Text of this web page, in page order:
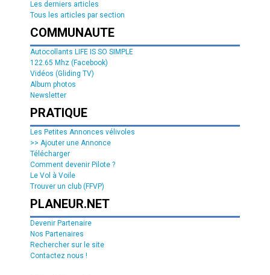
Les derniers articles
Tous les articles par section
COMMUNAUTE
Autocollants LIFE IS SO SIMPLE
122.65 Mhz (Facebook)
Vidéos (Gliding TV)
Album photos
Newsletter
PRATIQUE
Les Petites Annonces vélivoles
>> Ajouter une Annonce
Télécharger
Comment devenir Pilote ?
Le Vol à Voile
Trouver un club (FFVP)
PLANEUR.NET
Devenir Partenaire
Nos Partenaires
Rechercher sur le site
Contactez nous !